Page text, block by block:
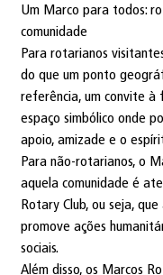
Um Marco para todos:
comunidade
Para rotarianos
do que um ponto
referência, um convite à
espaço simbólico onde
apoio, amizade e o
Para não-rotarianos, o
aquela comunidade é
Rotary Club, ou seja,
promove ações
sociais.
Além disso, os Marcos